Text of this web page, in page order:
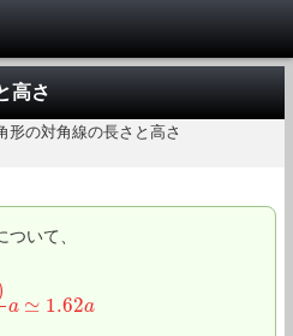
高さ
形の対角線の長さと高さ
いて、
a ≃ 1.62a
a